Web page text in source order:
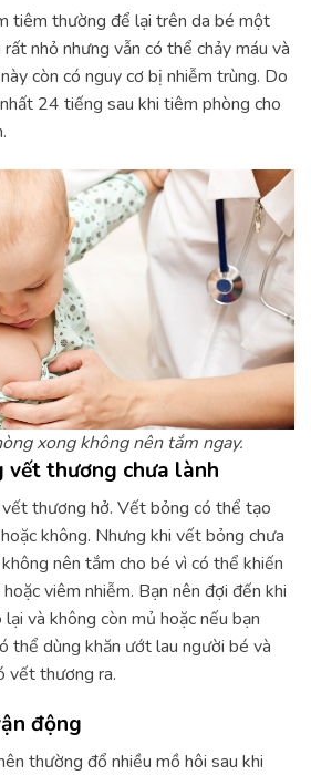
tiêm thường để lại trên da bé một
nhỏ nhưng vẫn có thể chảy máu và
còn có nguy cơ bị nhiễm trùng. Do
24 tiếng sau khi tiêm phòng cho
xong không nên tắm ngay.
vết thương chưa lành
thương hở. Vết bỏng có thể tạo
không. Nhưng khi vết bỏng chưa
nên tắm cho bé vì có thể khiến
viêm nhiễm. Bạn nên đợi đến khi
và không còn mủ hoặc nếu bạn
thể dùng khăn ướt lau người bé và
vết thương ra.
động
thường đổ nhiều mồ hôi sau khi